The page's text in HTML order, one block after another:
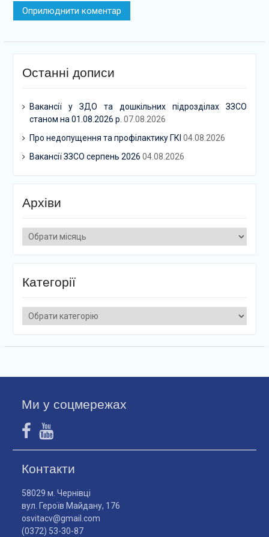
Останні дописи
Вакансії у ЗДО та дошкільних підрозділах ЗЗСО
станом на 01.08.2026 р. 07.08.2026
Про недопущення та профілактику ГКІ 04.08.2026
Вакансії ЗЗСО серпень 2026 04.08.2026
Архіви
Архіви
Категорії
Категорії
Ми у соцмережах
Контакти
58029 м. Чернівці
вул. Героїв Майдану, 176
osvitacv@gmail.com
(0372) 53-30-87